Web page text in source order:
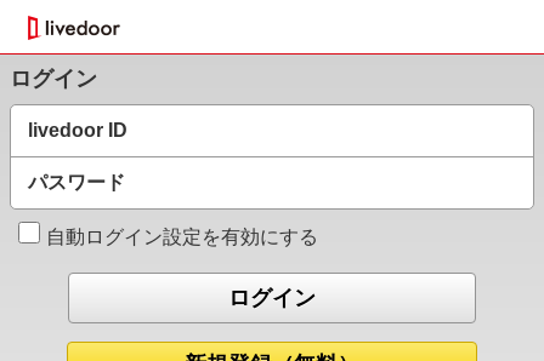
ログイン
livedoor ID
パスワード
自動ログイン設定を有効にする